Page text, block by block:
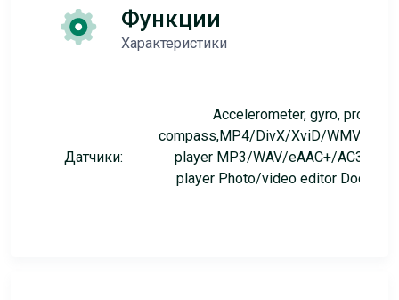
Функции
Характеристики
Датчики:
Accelerometer, gyro,
compass,MP4/DivX/XviD/WMV/
player MP3/WAV/eAAC+/AC3/
player Photo/video editor